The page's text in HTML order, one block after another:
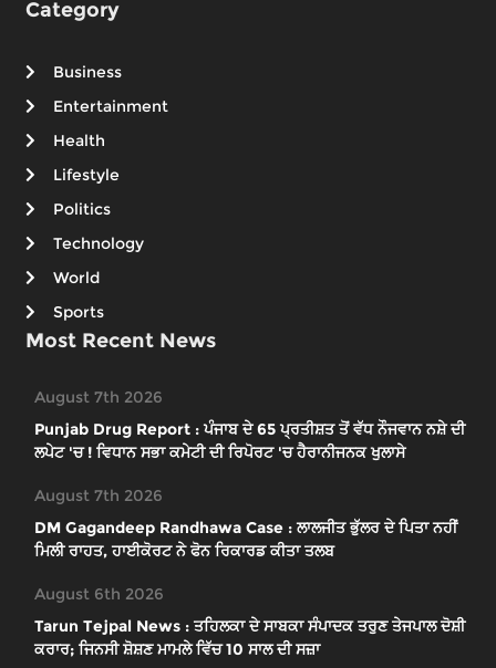
Category
Business
Entertainment
Health
Lifestyle
Politics
Technology
World
Sports
Most Recent News
August 7th 2026
Punjab Drug Report : ਪੰਜਾਬ ਦੇ 65 ਪ੍ਰਤੀਸ਼ਤ ਤੋਂ ਵੱਧ ਨੌਜਵਾਨ ਨਸ਼ੇ ਦੀ
ਲਪੇਟ 'ਚ ! ਵਿਧਾਨ ਸਭਾ ਕਮੇਟੀ ਦੀ ਰਿਪੋਰਟ 'ਚ ਹੈਰਾਨੀਜਨਕ ਖੁਲਾਸੇ
August 7th 2026
DM Gagandeep Randhawa Case : ਲਾਲਜੀਤ ਭੁੱਲਰ ਦੇ ਪਿਤਾ ਨਹੀਂ
ਮਿਲੀ ਰਾਹਤ, ਹਾਈਕੋਰਟ ਨੇ ਫੋਨ ਰਿਕਾਰਡ ਕੀਤਾ ਤਲਬ
August 6th 2026
Tarun Tejpal News : ਤਹਿਲਕਾ ਦੇ ਸਾਬਕਾ ਸੰਪਾਦਕ ਤਰੁਣ ਤੇਜਪਾਲ ਦੋਸ਼ੀ
ਕਰਾਰ; ਜਿਨਸੀ ਸ਼ੋਸ਼ਣ ਮਾਮਲੇ ਵਿੱਚ 10 ਸਾਲ ਦੀ ਸਜ਼ਾ